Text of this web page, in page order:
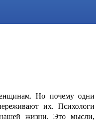
Но почему одни
их. Психологи
нашей жизни. Это мысли,